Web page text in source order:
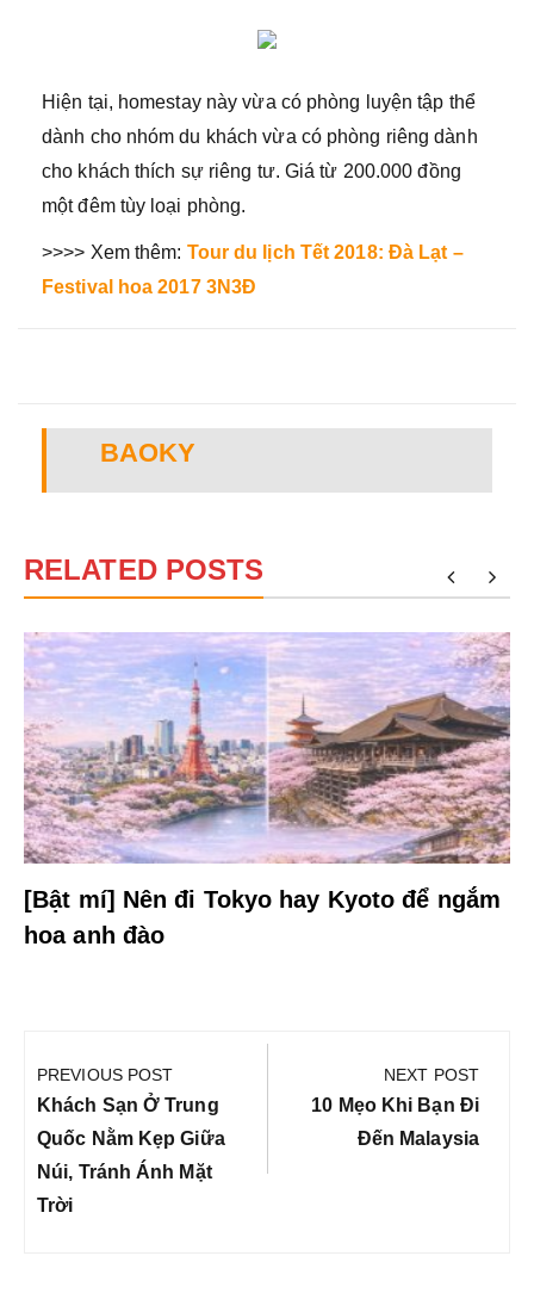
Hiện tại, homestay này vừa có phòng luyện tập thể
dành cho nhóm du khách vừa có phòng riêng dành
cho khách thích sự riêng tư. Giá từ 200.000 đồng
một đêm tùy loại phòng.
>>>> Xem thêm: Tour du lịch Tết 2018: Đà Lạt –
Festival hoa 2017 3N3Đ
BAOKY
RELATED POSTS
[Bật mí] Nên đi Tokyo hay Kyoto để ngắm
hoa anh đào
hướng
bài
viết
PREVIOUS POST
Previous
Post:
Khách Sạn Ở Trung
Quốc Nằm Kẹp Giữa
Núi, Tránh Ánh Mặt
Trời
NEXT POST
Next
Post:
10 Mẹo Khi Bạn Đi
Đến Malaysia